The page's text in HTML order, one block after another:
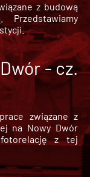
z budową
Przedstawiamy
- cz.
związane z
na Nowy Dwór
fotorelację z tej